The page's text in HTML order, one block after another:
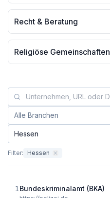
Recht & Beratung
Religiöse Gemeinschaften
Branche filtern:
Alle Branchen
Bundesland filtern:
Hessen
Filter: Hessen
1 Bundeskriminalamt (BKA)